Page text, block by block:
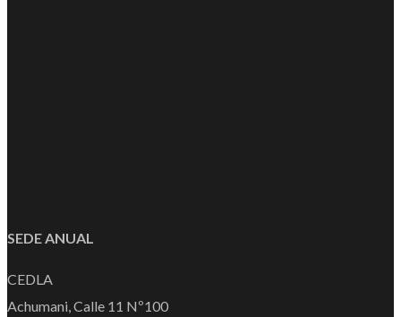
SEDE ANUAL
CEDLA
Achumani, Calle 11 Nº100